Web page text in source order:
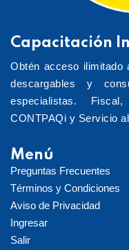
Capacitación
Obtén acceso ilimitado
descargables y
especialistas.
CONTPAQi y Servicio
Menú
Preguntas Frecuentes
Términos y Condiciones
Aviso de Privacidad
Ingresar
Salir